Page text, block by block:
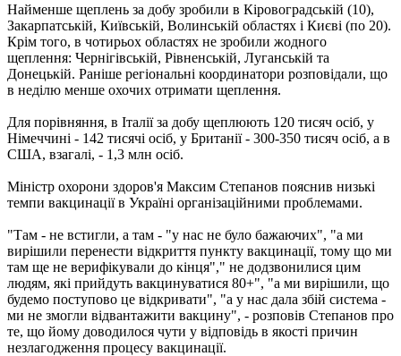
Найменше щеплень за добу зробили в Кіровоградській (10),
Закарпатській, Київській, Волинській областях і Києві (по 20).
Крім того, в чотирьох областях не зробили жодного
щеплення: Чернігівській, Рівненській, Луганській та
Донецькій. Раніше регіональні координатори розповідали, що
в неділю менше охочих отримати щеплення.
Для порівняння, в Італії за добу щеплюють 120 тисяч осіб, у
Німеччині - 142 тисячі осіб, у Британії - 300-350 тисяч осіб, а в
США, взагалі, - 1,3 млн осіб.
Міністр охорони здоров'я Максим Степанов пояснив низькі
темпи вакцинації в Україні організаційними проблемами.
"Там - не встигли, а там - "у нас не було бажаючих", "а ми
вирішили перенести відкриття пункту вакцинації, тому що ми
там ще не верифікували до кінця"," не додзвонилися цим
людям, які прийдуть вакцинуватися 80+", "а ми вирішили, що
будемо поступово це відкривати", "а у нас дала збій система -
ми не змогли відвантажити вакцину", - розповів Степанов про
те, що йому доводилося чути у відповідь в якості причин
незлагодження процесу вакцинації.